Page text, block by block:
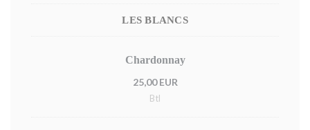
LES BLANCS
Chardonnay
25,00 EUR
Btl